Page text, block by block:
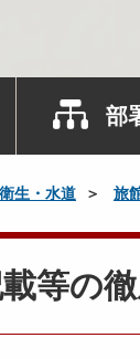
部
衛生・水道 旅
等の